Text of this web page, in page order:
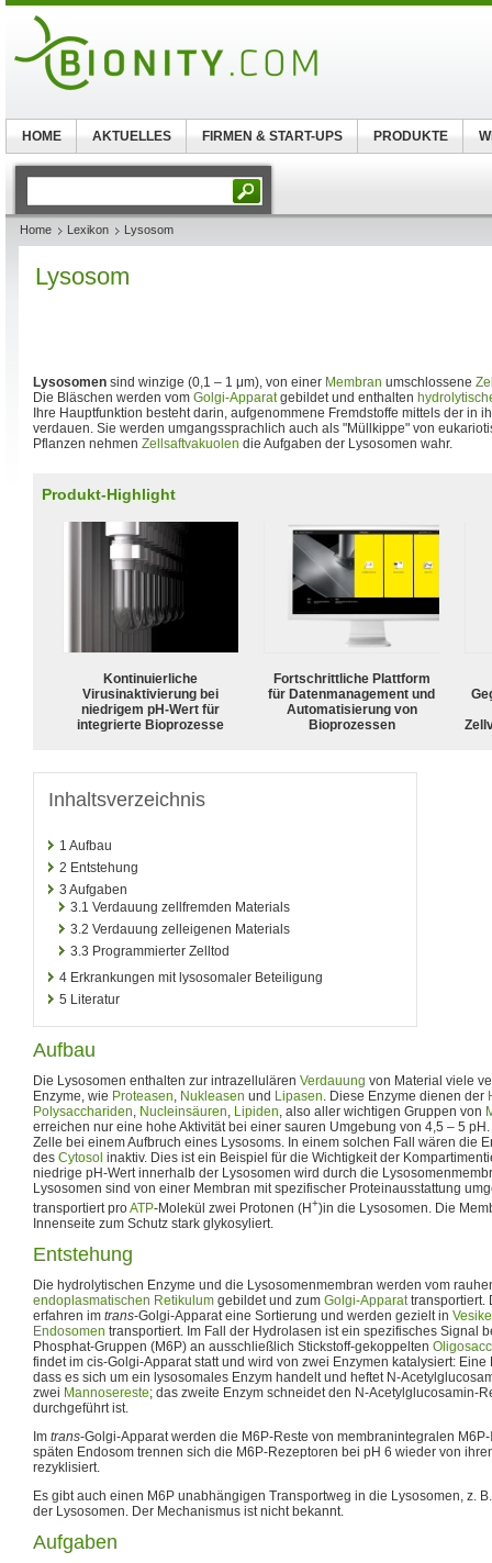
Home Lexikon Lysosom
Lysosom
Lysosomen sind winzige (0,1 – 1 μm), von einer Membran umschlossene
Die Bläschen werden vom Golgi-Apparatgebildet und enthalten
Ihre Hauptfunktion besteht darin, aufgenommene Fremdstoffe mittels der in
verdauen. Sie werden umgangssprachlich auch als "Müllkippe" von
Pflanzen nehmen Zellsaftvakuolen die Aufgaben der Lysosomen wahr.
Produkt-Highlight
Kontinuierliche
Virusinaktivierung bei
niedrigem pH-Wert für
integrierte Bioprozesse
Fortschrittliche Plattform
für Datenmanagement und
Automatisierung von
Bioprozessen
Inhaltsverzeichnis
1 Aufbau
2 Entstehung
3 Aufgaben
3.1 Verdauung zellfremden Materials
3.2 Verdauung zelleigenen Materials
3.3 Programmierter Zelltod
4 Erkrankungen mit lysosomaler Beteiligung
5 Literatur
Aufbau
Die Lysosomen enthalten zur intrazellulären Verdauung von Material viele
Enzyme, wie Proteasen, Nukleasen und Lipasen. Diese Enzyme dienen der
Polysacchariden, Nucleinsäuren, Lipiden, also aller wichtigen Gruppen von
erreichen nur eine hohe Aktivität bei einer sauren Umgebung von 4,5 – 5
Zelle bei einem Aufbruch eines Lysosoms. In einem solchen Fall wären die
des Cytosol inaktiv. Dies ist ein Beispiel für die Wichtigkeit der
niedrige pH-Wert innerhalb der Lysosomen wird durch die
Lysosomen sind von einer Membran mit spezifischer Proteinausstattung
transportiert proATP-Molekül zwei Protonen (H+)in die Lysosomen. Die
Innenseite zum Schutz stark glykosyliert.
Entstehung
Die hydrolytischen Enzyme und die Lysosomenmembran werden vom
endoplasmatischen Retikulum gebildet und zum Golgi-Apparattransportiert.
erfahren im trans-Golgi-Apparat eine Sortierung und werden gezielt in
Endosomen transportiert. Im Fall der Hydrolasen ist ein spezifisches Signal
Phosphat-Gruppen (M6P) an ausschließlich Stickstoff-gekoppelten
findet im cis-Golgi-Apparat statt und wird von zwei Enzymen katalysiert:
dass es sich um ein lysosomales Enzym handelt und heftet N-
zwei Mannosereste; das zweite Enzym schneidet den N-Acetylglucosamin-
durchgeführt ist.
Im trans-Golgi-Apparat werden die M6P-Reste von membranintegralen M6P-
späten Endosom trennen sich die M6P-Rezeptoren bei pH 6 wieder von
rezyklisiert.
Es gibt auch einen M6P unabhängigen Transportweg in die Lysosomen, z.
der Lysosomen. Der Mechanismus ist nicht bekannt.
Aufgaben
HOME AKTUELLES FIRMEN & START-UPS PRODUKTE